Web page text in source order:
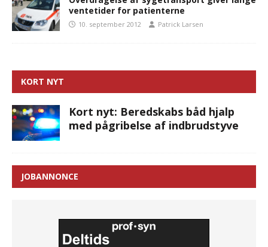
ventetider for patienterne
10. september 2012 Patrick Larsen
KORT NYT
Kort nyt: Beredskabs båd hjalp
med pågribelse af indbrudstyve
JOBANNONCE